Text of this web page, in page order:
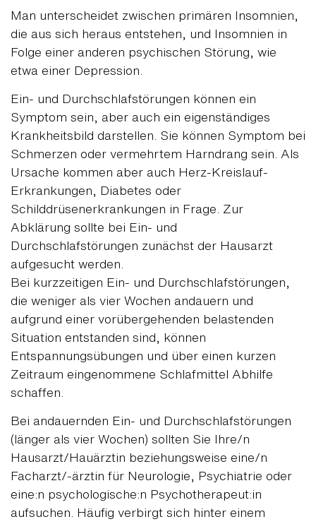
Man unterscheidet zwischen primären Insomnien,
die aus sich heraus entstehen, und Insomnien in
Folge einer anderen psychischen Störung, wie
etwa einer Depression.
Ein- und Durchschlafstörungen können ein
Symptom sein, aber auch ein eigenständiges
Krankheitsbild darstellen. Sie können Symptom bei
Schmerzen oder vermehrtem Harndrang sein. Als
Ursache kommen aber auch Herz-Kreislauf-
Erkrankungen, Diabetes oder
Schilddrüsenerkrankungen in Frage. Zur
Abklärung sollte bei Ein- und
Durchschlafstörungen zunächst der Hausarzt
aufgesucht werden.
Bei kurzzeitigen Ein- und Durchschlafstörungen,
die weniger als vier Wochen andauern und
aufgrund einer vorübergehenden belastenden
Situation entstanden sind, können
Entspannungsübungen und über einen kurzen
Zeitraum eingenommene Schlafmittel Abhilfe
schaffen.
Bei andauernden Ein- und Durchschlafstörungen
(länger als vier Wochen) sollten Sie Ihre/n
Hausarzt/Hauärztin beziehungsweise eine/n
Facharzt/-ärztin für Neurologie, Psychiatrie oder
eine:n psychologische:n Psychotherapeut:in
aufsuchen. Häufig verbirgt sich hinter einem